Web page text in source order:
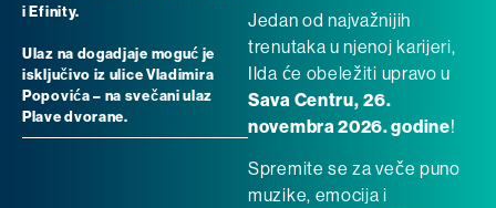
i Efinity.
Ulaz na dogadjaje moguć je
isključivo iz ulice Vladimira
Popovića – na svečani ulaz
Plave dvorane.
Jedan od najvažnijih
trenutaka u njenoj karijeri,
Ilda će obeležiti upravo u
Sava Centru, 26.
novembra 2026. godine!
Spremite se za veče puno
muzike, emocija i